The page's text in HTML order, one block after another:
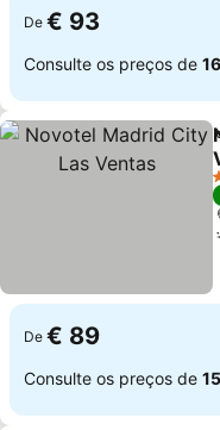
De € 93
Consulte os preços de
De € 89
Consulte os preços de